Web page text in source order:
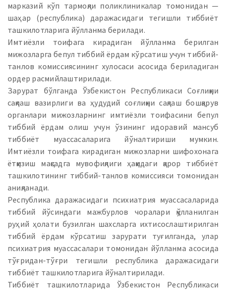
марказий кўп тармоқли поликлиникалар томонидан —
шаҳар (республика) даражасидаги тегишли тиббиёт
ташкилотларига йўлланма берилади.
Имтиёзли тоифага кирадиган йўлланма берилган
мижозларга бепул тиббий ёрдам кўрсатиш учун тиббий-
танлов комиссиясининг хулосаси асосида бериладиган
ордер расмийлаштирилади.
Зарурат бўлганда Ўзбекистон Республикаси Соғлиқни
сақлаш вазирлиги ва ҳудудий соғлиқни сақлаш бошқарув
органлари мижозларнинг имтиёзли тоифасини бепул
тиббий ёрдам олиш учун ўзининг идоравий мансуб
тиббиёт муассасаларига йўналтириши мумкин.
Имтиёзли тоифага кирадиган мижозларни шифохонага
ётқизиш мақсадга мувофиқлиги ҳақидаги қарор тиббиёт
ташкилотининг тиббий-танлов комиссияси томонидан
аниқланади.
Республика даражасидаги психиатрия муассасаларида
тиббий йўсиндаги мажбурлов чоралари қўлланилган
руҳий ҳолати бузилган шахсларга ихтисослаштирилган
тиббий ёрдам кўрсатиш зарурати туғилганда, улар
психиатрия муассасалари томонидан йўлланма асосида
тўғридан-тўғри тегишли республика даражасидаги
тиббиёт ташкилотларига йўналтирилади.
Тиббиёт ташкилотларида Ўзбекистон Республикаси